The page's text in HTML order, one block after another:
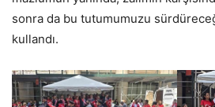
sonra da bu tutumumuzu
kullandı.